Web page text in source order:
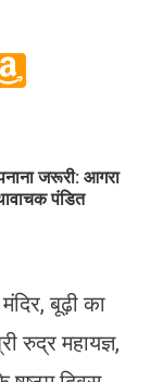
जरूरी: आगरा
पंडित
बूढ़ी का
रुद्र महायज्ञ,